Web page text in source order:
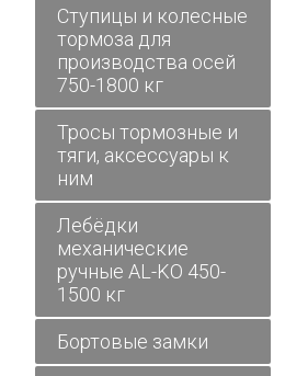
Ступицы и колесные
тормоза для
производства осей
750-1800 кг
Тросы тормозные и
тяги, аксессуары к
ним
Лебёдки
механические
ручные AL-KO 450-
1500 кг
Бортовые замки